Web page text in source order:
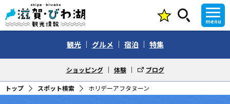
menu
観光 グルメ 宿泊 特集
ショッピング 体験 ブログ
トップ スポット検索 ホリデーアフタヌーン